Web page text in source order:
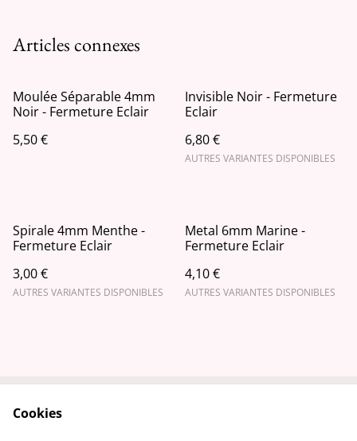
Articles connexes
Moulée Séparable 4mm
Noir - Fermeture Eclair
5,50 €
Invisible Noir - Fermeture
Eclair
6,80 €
AUTRES VARIANTES DISPONIBLES
Spirale 4mm Menthe -
Fermeture Eclair
3,00 €
AUTRES VARIANTES DISPONIBLES
Metal 6mm Marine -
Fermeture Eclair
4,10 €
AUTRES VARIANTES DISPONIBLES
Cookies